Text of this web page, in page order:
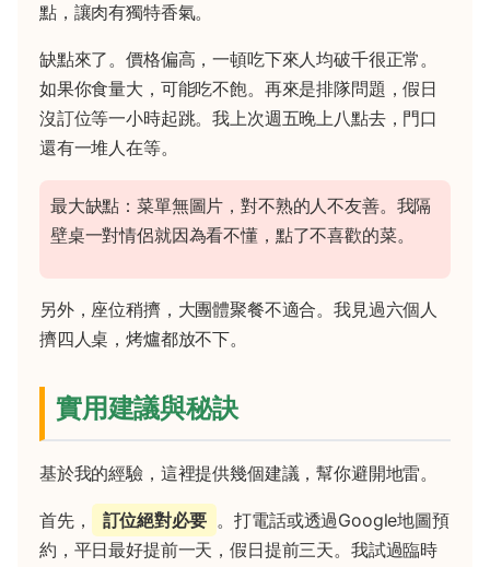
點，讓肉有獨特香氣。
缺點來了。價格偏高，一頓吃下來人均破千很正常。
如果你食量大，可能吃不飽。再來是排隊問題，假日
沒訂位等一小時起跳。我上次週五晚上八點去，門口
還有一堆人在等。
最大缺點：菜單無圖片，對不熟的人不友善。我隔
壁桌一對情侶就因為看不懂，點了不喜歡的菜。
另外，座位稍擠，大團體聚餐不適合。我見過六個人
擠四人桌，烤爐都放不下。
實用建議與秘訣
基於我的經驗，這裡提供幾個建議，幫你避開地雷。
首先， 訂位絕對必要 。打電話或透過Google地圖預
約，平日最好提前一天，假日提前三天。我試過臨時